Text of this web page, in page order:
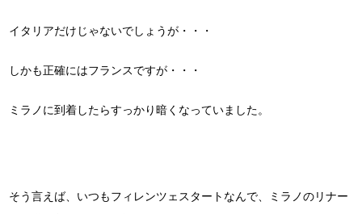
イタリアだけじゃないでしょうが・・・
しかも正確にはフランスですが・・・
ミラノに到着したらすっかり暗くなっていました。
そう言えば、いつもフィレンツェスタートなんで、ミラノのリナー